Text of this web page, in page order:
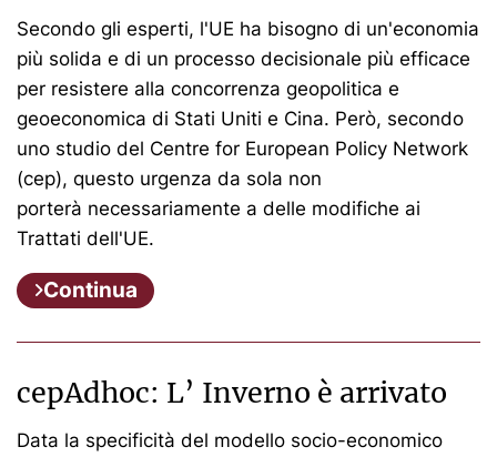
Secondo gli esperti, l'UE ha bisogno di un'economia
più solida e di un processo decisionale più efficace
per resistere alla concorrenza geopolitica e
geoeconomica di Stati Uniti e Cina. Però, secondo
uno studio del Centre for European Policy Network
(cep), questo urgenza da sola non
porterà necessariamente a delle modifiche ai
Trattati dell'UE.
Continua
cepAdhoc: L’ Inverno è arrivato
Data la specificità del modello socio-economico